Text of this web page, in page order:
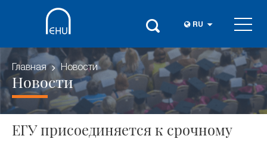
RU
Главная Новости
Новости
ЕГУ присоединяется к срочному